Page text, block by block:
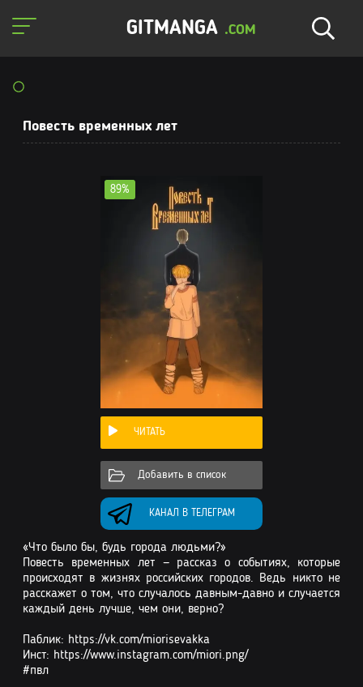
GITMANGA .COM
Повесть временных лет
89%
ЧИТАТЬ
Добавить в список
КАНАЛ В ТЕЛЕГРАМ
«Что было бы, будь города людьми?»
Повесть временных лет — рассказ о событиях, которые
происходят в жизнях российских городов. Ведь никто не
расскажет о том, что случалось давным-давно и случается
каждый день лучше, чем они, верно?
Паблик: https://vk.com/miorisevakka
Инст: https://www.instagram.com/miori.png/
#пвл